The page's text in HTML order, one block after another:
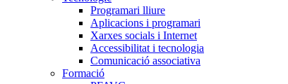
Programari lliure
Aplicacions i programari
Xarxes socials i Internet
Accessibilitat i tecnologia
Comunicació associativa
Formació